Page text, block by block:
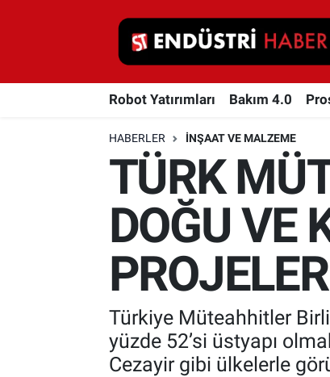
Robot Yatırımları Bakım 4.0
HABERLER İNŞAAT VE MALZEME
TÜRK
DOĞU VE
Türkiye Müteahhitler
yüzde 52’si üstyapı
Cezayir gibi ülkelerle
Robot Yatırımları
Proses Otomasyonu
Depolama Çözümleri
İnşaat ve Malzeme
HaberOrtak